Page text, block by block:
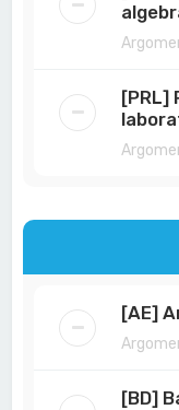
[PRL]
[AE]
[BD]